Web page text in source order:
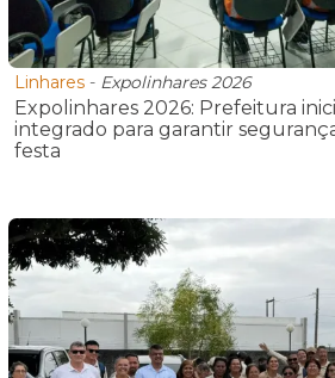
Linhares - Expolinhares 2026
Expolinhares 2026: Prefeitura
integrado para garantir
festa